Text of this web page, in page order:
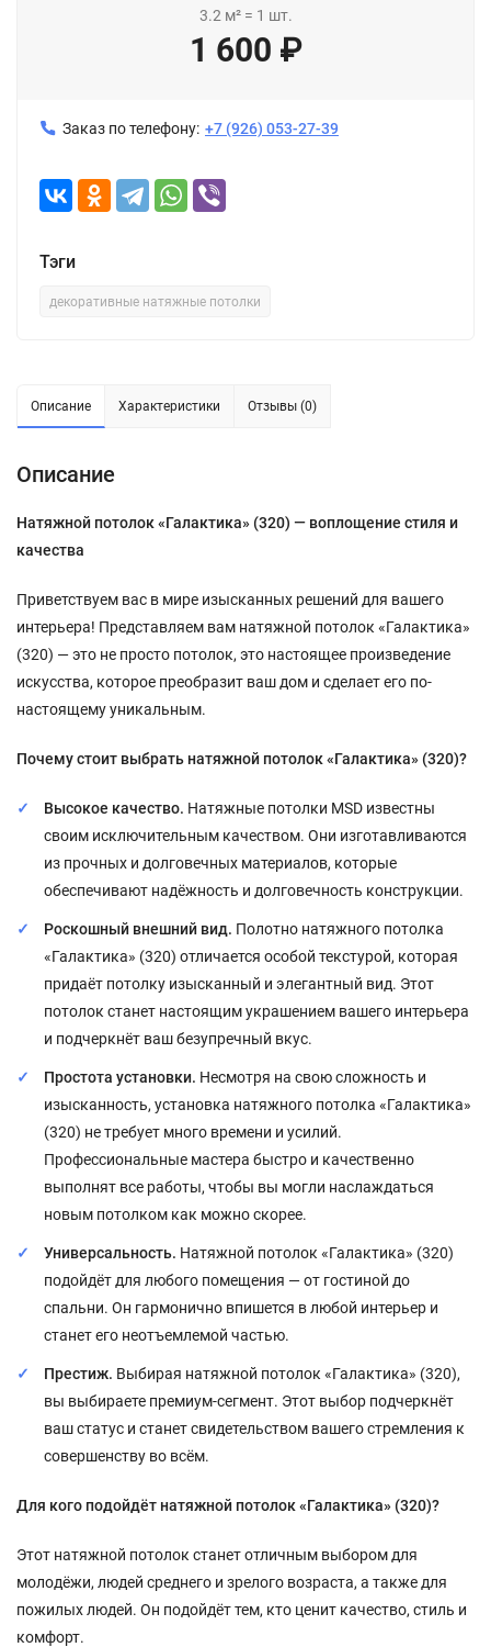
3.2 м²= 1 шт.
1 600 ₽
Заказ по телефону: +7 (926) 053-27-39
Тэги
декоративные натяжные потолки
Описание Характеристики Отзывы (0)
Описание
Натяжной потолок «Галактика» (320) — воплощение стиля и
качества
Приветствуем вас в мире изысканных решений для вашего
интерьера! Представляем вам натяжной потолок «Галактика»
(320) — это не просто потолок, это настоящее произведение
искусства, которое преобразит ваш дом и сделает его по-
настоящему уникальным.
Почему стоит выбрать натяжной потолок «Галактика» (320)?
Высокое качество. Натяжные потолки MSD известны
своим исключительным качеством. Они изготавливаются
из прочных и долговечных материалов, которые
обеспечивают надёжность и долговечность конструкции.
Роскошный внешний вид. Полотно натяжного потолка
«Галактика» (320) отличается особой текстурой, которая
придаёт потолку изысканный и элегантный вид. Этот
потолок станет настоящим украшением вашего интерьера
и подчеркнёт ваш безупречный вкус.
Простота установки. Несмотря на свою сложность и
изысканность, установка натяжного потолка «Галактика»
(320) не требует много времени и усилий.
Профессиональные мастера быстро и качественно
выполнят все работы, чтобы вы могли наслаждаться
новым потолком как можно скорее.
Универсальность. Натяжной потолок «Галактика» (320)
подойдёт для любого помещения — от гостиной до
спальни. Он гармонично впишется в любой интерьер и
станет его неотъемлемой частью.
Престиж. Выбирая натяжной потолок «Галактика» (320),
вы выбираете премиум-сегмент. Этот выбор подчеркнёт
ваш статус и станет свидетельством вашего стремления к
совершенству во всём.
Для кого подойдёт натяжной потолок «Галактика» (320)?
Этот натяжной потолок станет отличным выбором для
молодёжи, людей среднего и зрелого возраста, а также для
пожилых людей. Он подойдёт тем, кто ценит качество, стиль и
комфорт.